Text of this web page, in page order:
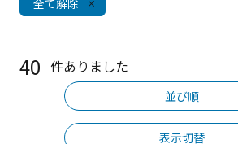
全て解除
40 件ありました
並び順
表示切替